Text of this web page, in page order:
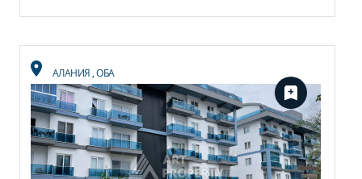
АЛАНИЯ,ОБА